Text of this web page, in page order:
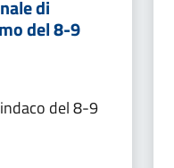
di
del 8-9
del 8-9